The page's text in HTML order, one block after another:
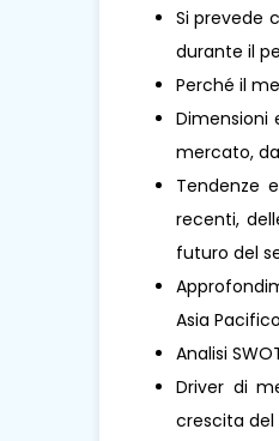
Si prevede
durante il
Perché il
Dimensioni
mercato,
Tendenze
recenti,
futuro del
Asia
Analisi
Driver di
crescita del